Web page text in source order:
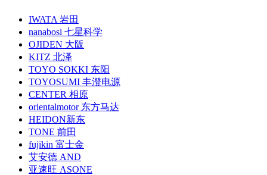
IWATA 岩田
nanabosi 七星科学
OJIDEN 大阪
KITZ 北泽
TOYO SOKKI 东阳
TOYOSUMI 丰澄电源
CENTER 相原
orientalmotor 东方马达
HEIDON新东
TONE 前田
fujikin 富士金
艾安德 AND
亚速旺 ASONE